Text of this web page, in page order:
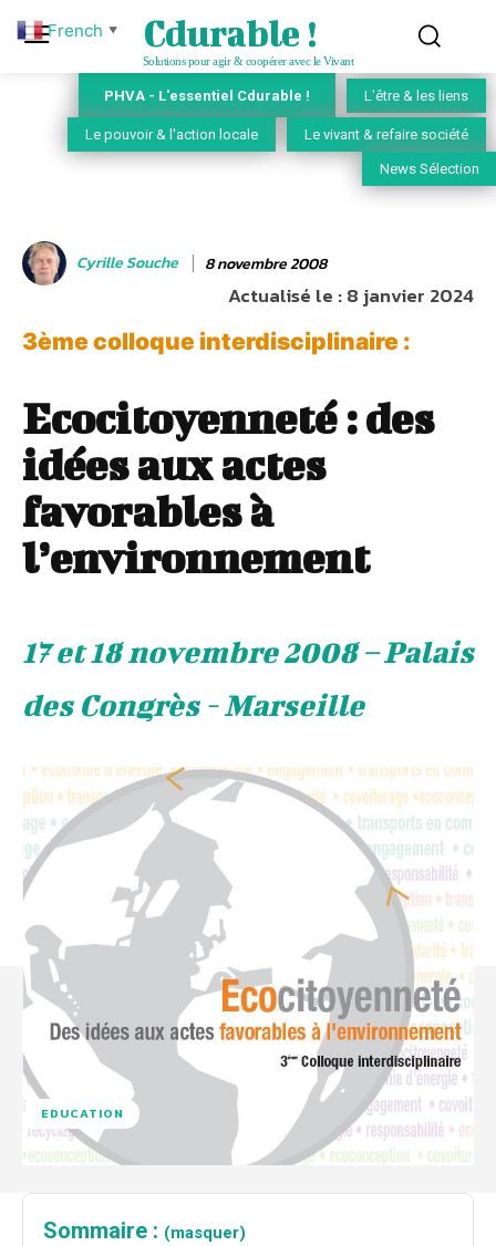
Cdurable !
Solutions pour agir & coopérer avec le Vivant
PHVA - L'essentiel Cdurable ! L'être & les liens
Le pouvoir & l'action locale Le vivant & refaire société
News Sélection
Cyrille Souche 8 novembre 2008
Actualisé le :8 janvier 2024
3ème colloque interdisciplinaire :
Ecocitoyenneté : des
idées aux actes
favorables à
l’environnement
17 et 18 novembre 2008 – Palais
des Congrès - Marseille
EDUCATION
Sommaire : (masquer)
French ▼